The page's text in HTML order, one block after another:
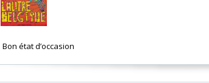
‎ Bon état d’occasion ‎